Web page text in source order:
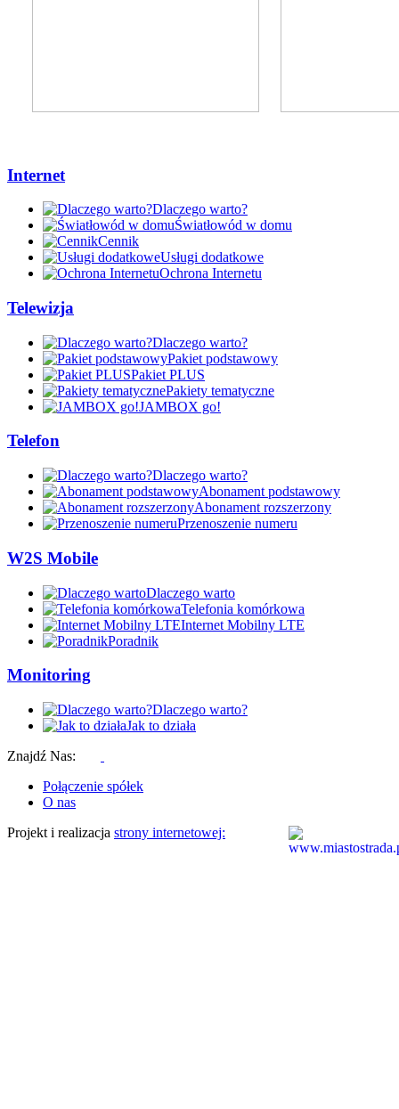
Internet
Dlaczego warto?
Światłowód w domu
Cennik
Usługi dodatkowe
Ochrona Internetu
Telewizja
Dlaczego warto?
Pakiet podstawowy
Pakiet PLUS
Pakiety tematyczne
JAMBOX go!
Telefon
Dlaczego warto?
Abonament podstawowy
Abonament rozszerzony
Przenoszenie numeru
W2S Mobile
Dlaczego warto
Telefonia komórkowa
Internet Mobilny LTE
Poradnik
Monitoring
Dlaczego warto?
Jak to działa
Znajdź Nas:
Połączenie spółek
O nas
Projekt i realizacja strony internetowej: